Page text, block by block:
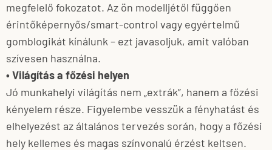
megfelelő fokozatot. Az ön modelljétől függően
érintőképernyős/smart-control vagy egyértelmű
gomblogikát kínálunk – ezt javasoljuk, amit valóban
szívesen használna.
• Világítás a főzési helyen
Jó munkahelyi világítás nem „extrák”, hanem a főzési
kényelem része. Figyelembe vesszük a fényhatást és
elhelyezést az általános tervezés során, hogy a főzési
hely kellemes és magas színvonalú érzést keltsen.